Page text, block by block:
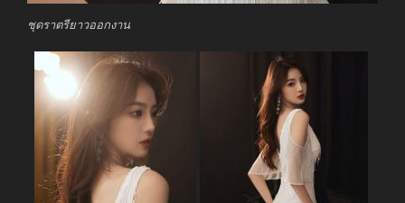
ชุดราตรียาวออกงาน